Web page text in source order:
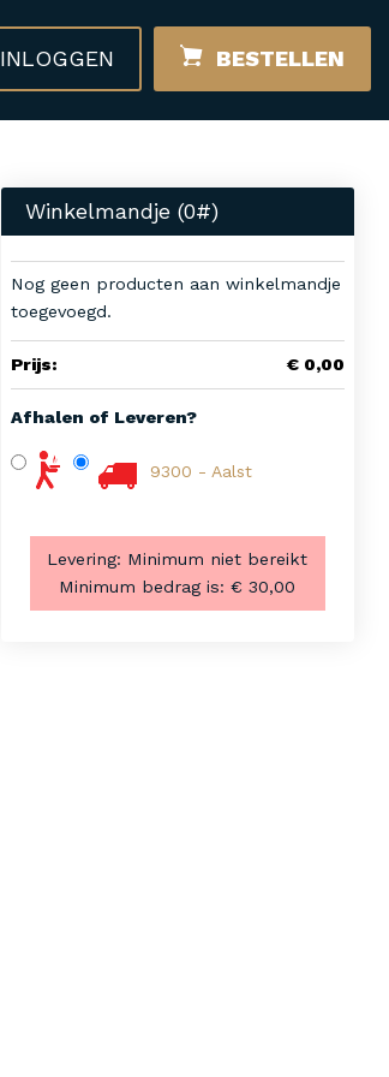
INLOGGEN BESTELLEN
Winkelmandje (0#)
Nog geen producten aan winkelmandje
toegevoegd.
Prijs: € 0,00
Afhalen of Leveren?
9300 - Aalst
Levering: Minimum niet bereikt
Minimum bedrag is:€ 30,00